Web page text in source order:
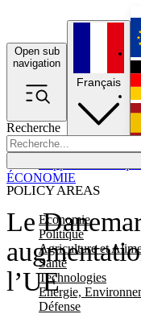
Open sub
navigation
Recherche
POLICY AREAS
Economie
Politique
Agriculture et
Santé
Technologies
Energie,
Défense
Français
Le
l’UE
ÉCONOMIE